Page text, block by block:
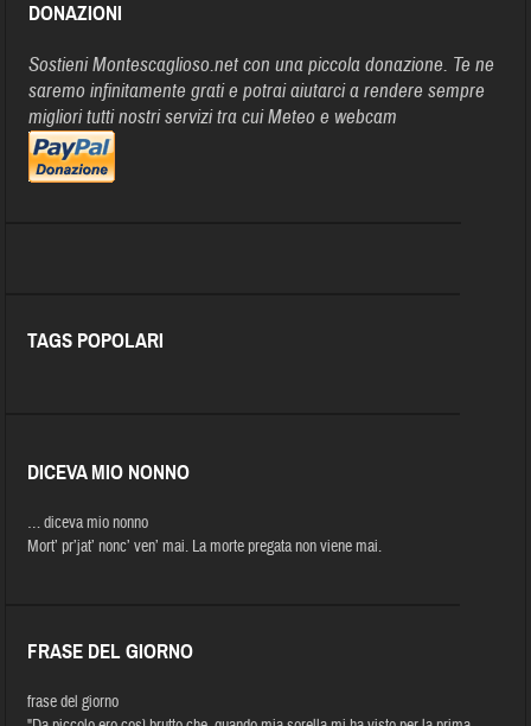
DONAZIONI
Sostieni Montescaglioso.net con una piccola donazione. Te ne
saremo infinitamente grati e potrai aiutarci a rendere sempre
migliori tutti nostri servizi tra cui Meteo e webcam
TAGS POPOLARI
DICEVA MIO NONNO
… diceva mio nonno
Mort’ pr’jat’ nonc’ ven’ mai. La morte pregata non viene mai.
FRASE DEL GIORNO
frase del giorno